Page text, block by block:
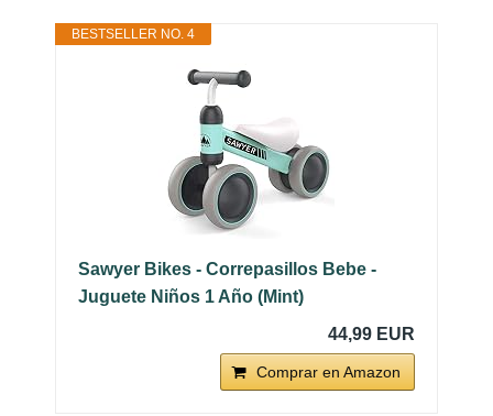
BESTSELLER NO. 4
Sawyer Bikes - Correpasillos Bebe -
Juguete Niños 1 Año (Mint)
44,99 EUR
Comprar en Amazon